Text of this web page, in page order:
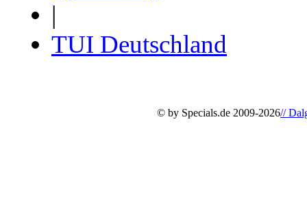
|
TUI Deutschland
© by Specials.de 2009-2026//